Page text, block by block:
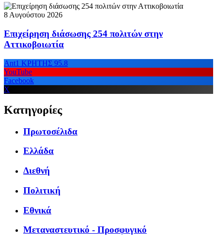
8 Αυγούστου 2026
Επιχείρηση διάσωσης 254 πολιτών στην
Αττικοβοιωτία
Ant1 ΚΡΗΤΗΣ 95.8
YouTube
Facebook
X
Κατηγορίες
Πρωτοσέλιδα
Ελλάδα
Διεθνή
Πολιτική
Εθνικά
Μεταναστευτικό - Προσφυγικό